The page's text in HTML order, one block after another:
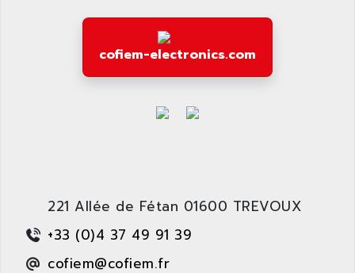
cofiem-electronics.com
221 Allée de Fétan 01600 TREVOUX
+33 (0)4 37 49 91 39
cofiem@cofiem.fr